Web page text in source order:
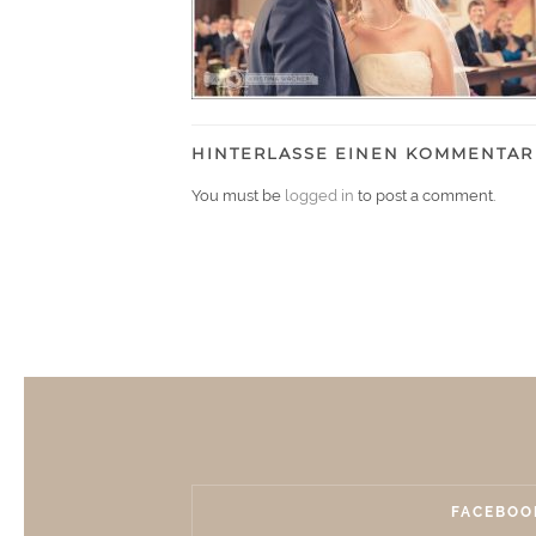
HINTERLASSE EINEN KOMMENTAR
You must be logged in to post a comment.